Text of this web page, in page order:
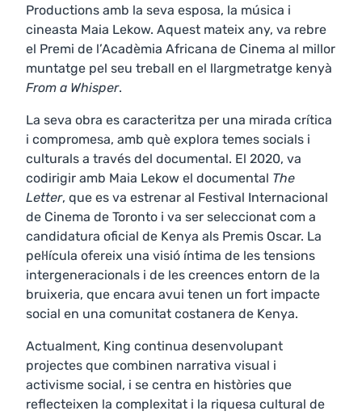
Productions amb la seva esposa, la música i
cineasta Maia Lekow. Aquest mateix any, va rebre
el Premi de l’Acadèmia Africana de Cinema al millor
muntatge pel seu treball en el llargmetratge kenyà
From a Whisper.
La seva obra es caracteritza per una mirada crítica
i compromesa, amb què explora temes socials i
culturals a través del documental. El 2020, va
codirigir amb Maia Lekow el documental The
Letter, que es va estrenar al Festival Internacional
de Cinema de Toronto i va ser seleccionat com a
candidatura oficial de Kenya als Premis Oscar. La
pel·lícula ofereix una visió íntima de les tensions
intergeneracionals i de les creences entorn de la
bruixeria, que encara avui tenen un fort impacte
social en una comunitat costanera de Kenya.
Actualment, King continua desenvolupant
projectes que combinen narrativa visual i
activisme social, i se centra en històries que
reflecteixen la complexitat i la riquesa cultural de